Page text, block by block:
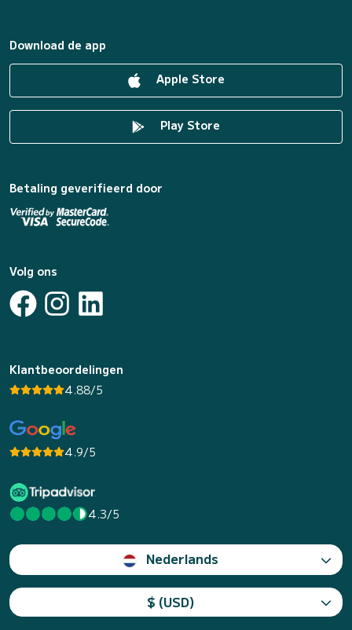
Download de app
Apple Store
Play Store
Betaling geverifieerd door
Volg ons
Klantbeoordelingen
4.88/5
4.9/5
4.3/5
Nederlands
$ (USD)